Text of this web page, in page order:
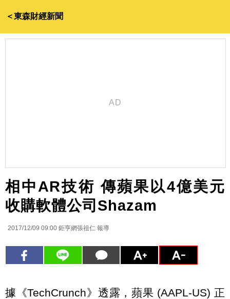
＜東森財經新聞
相中AR技術 傳蘋果以4億美元
收購軟體公司Shazam
2017/12/09 09:00 鉅亨網張祖仁 報導
據《TechCrunch》透露，蘋果 (AAPL-US) 正